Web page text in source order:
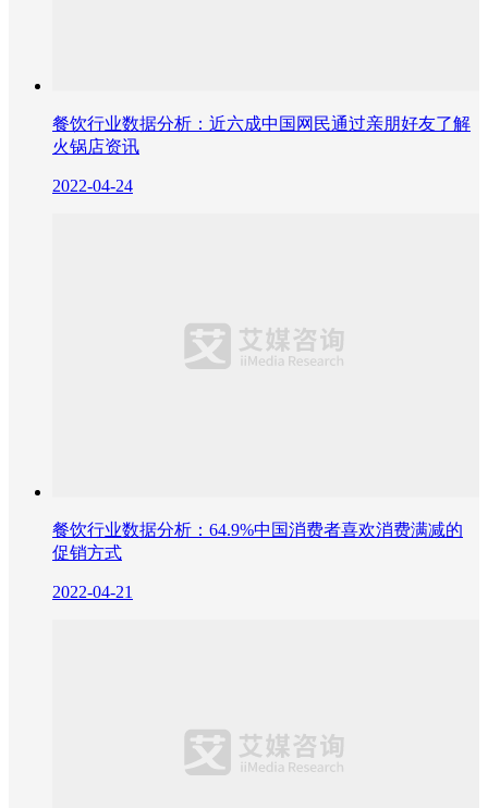
餐饮行业数据分析：近六成中国网民通过亲朋好友了解
火锅店资讯
2022-04-24
餐饮行业数据分析：64.9%中国消费者喜欢消费满减的
促销方式
2022-04-21